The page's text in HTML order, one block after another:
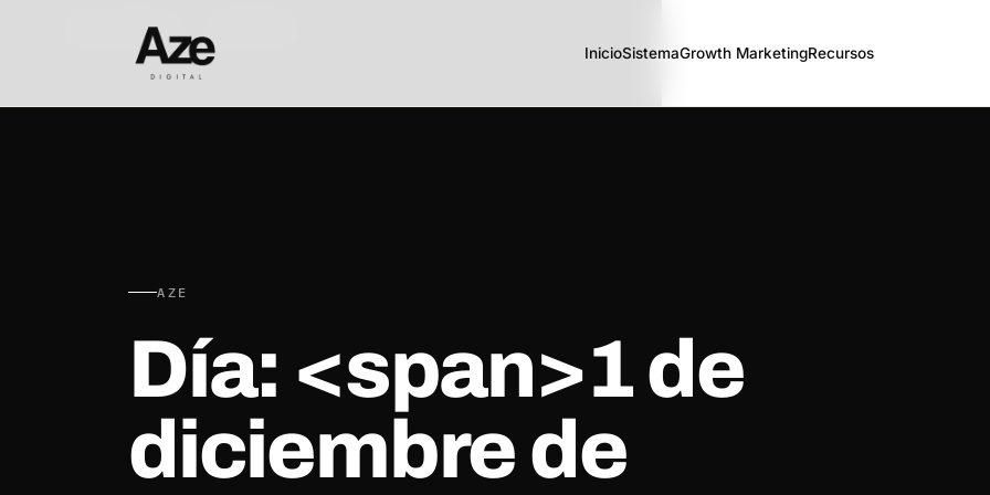
InicioSistemaGrowth MarketingRecursos
AZE DIGITAL · ZARAGOZA
AZE
Día: <span>1 de
diciembre de